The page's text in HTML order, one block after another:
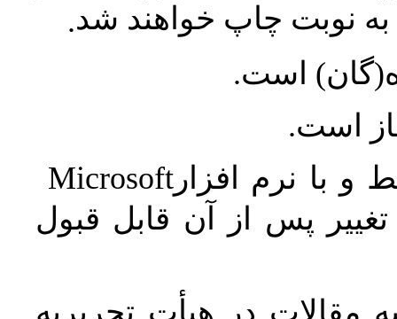
نوبت چاپ خواهند شد.
است.
است.
و با نرم افزارMicrosoft
پس از آن قابل قبول
مقالات در هیأت تحریریه